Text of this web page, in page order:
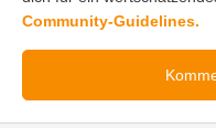
Community-Guidelines.